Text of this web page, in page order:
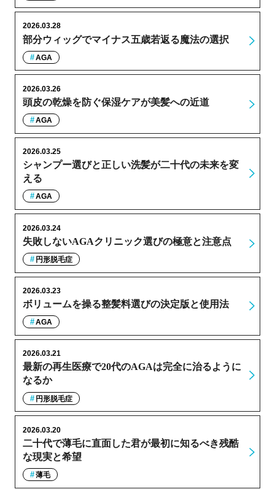
部分ウィッグでマイナス五歳若返る魔法の選択
2026.03.28
AGA
頭皮の乾燥を防ぐ保湿ケアが美髪への近道
2026.03.26
AGA
シャンプー選びと正しい洗髪が二十代の未来を変
える
2026.03.25
AGA
失敗しないAGAクリニック選びの極意と注意点
2026.03.24
円形脱毛症
ボリュームを操る整髪料選びの決定版と使用法
2026.03.23
AGA
最新の再生医療で20代のAGAは完全に治るように
なるか
2026.03.21
円形脱毛症
二十代で薄毛に直面した君が最初に知るべき残酷
な現実と希望
2026.03.20
薄毛